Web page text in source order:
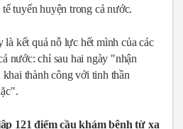
tuyến huyện trong cả nước.
kết quả nỗ lực hết mình của các
nước: chỉ sau hai ngày "nhận
thành công với tinh thần
121 điểm cầu khám bệnh từ xa